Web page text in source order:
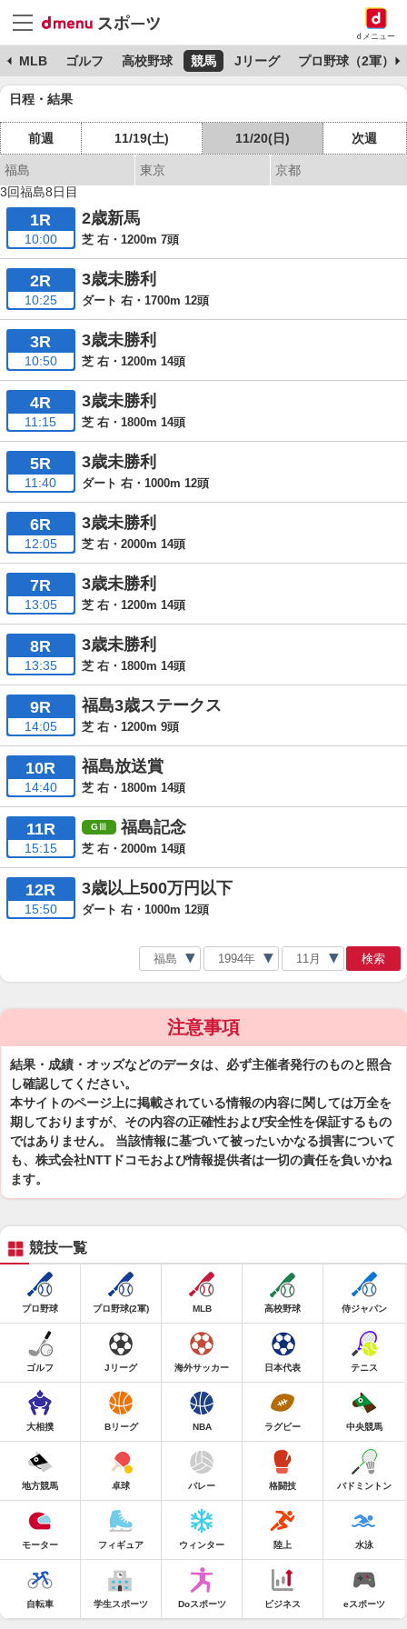
dメニュー
MLB ゴルフ 高校野球 競馬 Jリーグ プロ野球（2軍）
日程・結果
前週 11/19(土) 11/20(日) 次週
福島 東京
京都
3回福島8日目
1R
10:00
2歳新馬
芝 右・1200m 7頭
2R
10:25
3歳未勝利
ダート 右・1700m 12頭
3R
10:50
3歳未勝利
芝 右・1200m 14頭
4R
11:15
3歳未勝利
芝 右・1800m 14頭
5R
11:40
3歳未勝利
ダート 右・1000m 12頭
6R
12:05
3歳未勝利
芝 右・2000m 14頭
7R
13:05
3歳未勝利
芝 右・1200m 14頭
8R
13:35
3歳未勝利
芝 右・1800m 14頭
9R
14:05
福島3歳ステークス
芝 右・1200m 9頭
10R
14:40
福島放送賞
芝 右・1800m 14頭
11R
15:15
福島記念
芝 右・2000m 14頭
12R
15:50
3歳以上500万円以下
ダート 右・1000m 12頭
検索
注意事項
結果・成績・オッズなどのデータは、必ず主催者発行のものと照合
し確認してください。
本サイトのページ上に掲載されている情報の内容に関しては万全を
期しておりますが、その内容の正確性および安全性を保証するもの
ではありません。 当該情報に基づいて被ったいかなる損害について
も、株式会社NTTドコモおよび情報提供者は一切の責任を負いかね
ます。
競技一覧
プロ野球 プロ野球(2軍) MLB 高校野球 侍ジャパン
ゴルフ Jリーグ 海外サッカー 日本代表 テニス
大相撲 Bリーグ NBA ラグビー 中央競馬
地方競馬 卓球 バレー 格闘技 バドミントン
モーター フィギュア ウィンター 陸上 水泳
自転車 学生スポーツ Doスポーツ ビジネス eスポーツ